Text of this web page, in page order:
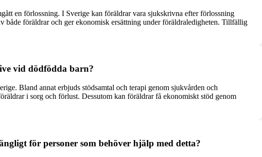
en förlossning. I Sverige kan föräldrar vara sjukskrivna efter förlossning
föräldrar och ger ekonomisk ersättning under föräldraledigheten. Tillfällig
vid dödfödda barn?
Bland annat erbjuds stödsamtal och terapi genom sjukvården och
i sorg och förlust. Dessutom kan föräldrar få ekonomiskt stöd genom
för personer som behöver hjälp med detta?